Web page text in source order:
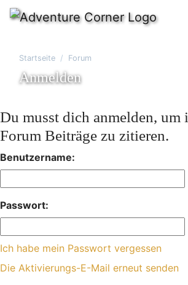
Startseite Forum
Anmelden
Du musst dich anmelden, um
Forum Beiträge zu zitieren.
Benutzername:
Passwort:
Ich habe mein Passwort vergessen
Die Aktivierungs-E-Mail erneut senden